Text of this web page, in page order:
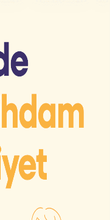
resmini
temsiliyet,
performansı,
etkisi olan
şirketlerindeki güncel
ortaya koyar.